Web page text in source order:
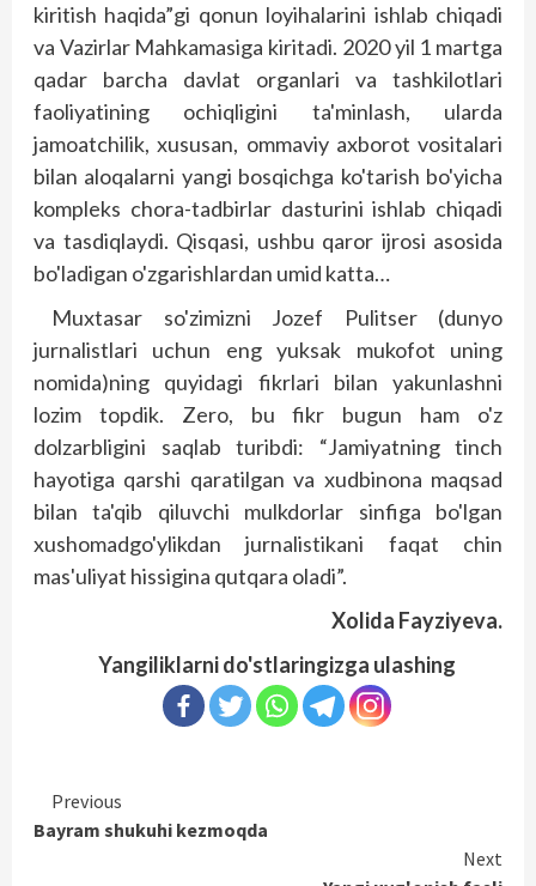
kiritish haqida”gi qonun loyihalarini ishlab chiqadi
va Vazirlar Mahkamasiga kiritadi. 2020 yil 1 mart­ga
qadar barcha davlat organlari va tashkilotlari
faoliyatining ochiqligini ta'minlash, ularda
jamoatchilik, xususan, ommaviy axborot vositalari
bilan aloqalarni yangi bosqichga ko'tarish bo'yicha
kompleks chora-tadbirlar dasturini ishlab chiqadi
va tasdiqlaydi. Qisqasi, ushbu qaror ijrosi asosida
bo'ladigan o'zgarishlardan umid katta…
Muxtasar so'zimizni Jozef Pulitser (dunyo
jurnalistlari uchun eng yuksak mukofot uning
nomida)ning quyidagi fikrlari bilan yakunlashni
lozim topdik. Zero, bu fikr bugun ham o'z
dolzarbligini saqlab turibdi: “Jamiyatning tinch
hayotiga qarshi qaratilgan va xudbinona maqsad
bilan ta'qib qiluvchi mulkdorlar sinfiga bo'lgan
xushomadgo'ylikdan jurnalistikani faqat chin
mas'uliyat hissigina qutqara oladi”.
Xolida Fayziyeva.
Yangiliklarni do'stlaringizga ulashing
Continue
Reading
Previous
Bayram shukuhi kezmoqda
Next